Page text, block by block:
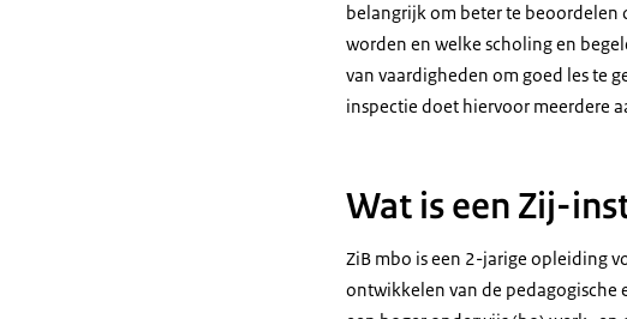
belangrijk om beter te beoordelen
worden en welke scholing en
van vaardigheden om goed les te
inspectie doet hiervoor meerdere
Wat is een Zij-
ZiB mbo is een 2-jarige opleiding
ontwikkelen van de pedagogische